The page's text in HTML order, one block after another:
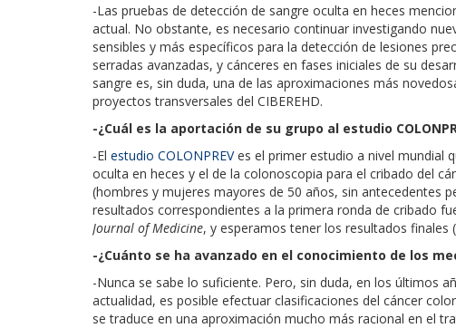
-Las pruebas de detección de sangre oculta en heces
actual. No obstante, es necesario continuar investigando
sensibles y más específicos para la detección de lesiones
serradas avanzadas, y cánceres en fases iniciales de su
sangre es, sin duda, una de las aproximaciones más
proyectos transversales del CIBEREHD.
-¿Cuál es la aportación de su grupo al estudio
-El estudio COLONPREVes el primer estudio a nivel mundial
oculta en heces y el de la colonoscopia para el cribado del
(hombres y mujeres mayores de 50 años, sin antecedentes
resultados correspondientes a la primera ronda de cribado
Journal of Medicine, y esperamos tener los resultados finales
-¿Cuánto se ha avanzado en el conocimiento de los
-Nunca se sabe lo suficiente. Pero, sin duda, en los últimos
actualidad, es posible efectuar clasificaciones del cáncer
se traduce en una aproximación mucho más racional en el